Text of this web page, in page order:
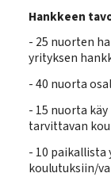
Hankkeen
- 25 nuorten
yrityksen
- 40 nuorta
- 15 nuorta
tarvittavan
- 10
koulutuksiin/